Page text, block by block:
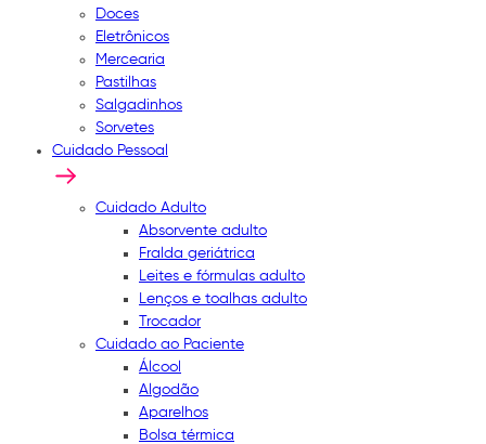
Doces
Eletrônicos
Mercearia
Pastilhas
Salgadinhos
Sorvetes
Cuidado Pessoal
Cuidado Adulto
Absorvente adulto
Fralda geriátrica
Leites e fórmulas adulto
Lenços e toalhas adulto
Trocador
Cuidado ao Paciente
Álcool
Algodão
Aparelhos
Bolsa térmica